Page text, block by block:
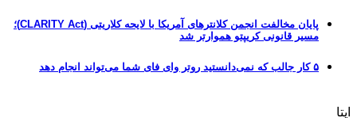
پایان مخالفت انجمن کلانترهای آمریکا با لایحه کلاریتی (CLARITY Act)؛
مسیر قانونی کریپتو هموارتر شد
۵ کار جالب که نمی‌دانستید روتر وای فای شما می‌تواند انجام دهد
ایتا